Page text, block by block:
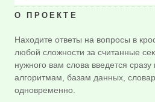
О ПРОЕКТЕ
Находите ответы на вопросы в
любой сложности за считанные
нужного вам слова введется сразу
алгоритмам, базам данных,
одновременно.